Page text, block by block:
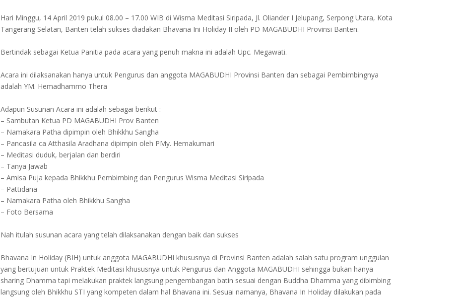
Hari Minggu, 14 April 2019 pukul 08.00 – 17.00 WIB di Wisma Meditasi Siripada, Jl. Oliander I Jelupang, Serpong Utara, Kota
Tangerang Selatan, Banten telah sukses diadakan Bhavana Ini Holiday II oleh PD MAGABUDHI Provinsi Banten.
Bertindak sebagai Ketua Panitia pada acara yang penuh makna ini adalah Upc. Megawati.
Acara ini dilaksanakan hanya untuk Pengurus dan anggota MAGABUDHI Provinsi Banten dan sebagai Pembimbingnya
adalah YM. Hemadhammo Thera
Adapun Susunan Acara ini adalah sebagai berikut :
– Sambutan Ketua PD MAGABUDHI Prov Banten
– Namakara Patha dipimpin oleh Bhikkhu Sangha
– Pancasila ca Atthasila Aradhana dipimpin oleh PMy. Hemakumari
– Meditasi duduk, berjalan dan berdiri
– Tanya Jawab
– Amisa Puja kepada Bhikkhu Pembimbing dan Pengurus Wisma Meditasi Siripada
– Pattidana
– Namakara Patha oleh Bhikkhu Sangha
– Foto Bersama
Nah itulah susunan acara yang telah dilaksanakan dengan baik dan sukses
Bhavana In Holiday (BIH) untuk anggota MAGABUDHI khususnya di Provinsi Banten adalah salah satu program unggulan
yang bertujuan untuk Praktek Meditasi khususnya untuk Pengurus dan Anggota MAGABUDHI sehingga bukan hanya
sharing Dhamma tapi melakukan praktek langsung pengembangan batin sesuai dengan Buddha Dhamma yang dibimbing
langsung oleh Bhikkhu STI yang kompeten dalam hal Bhavana ini. Sesuai namanya, Bhavana In Holiday dilakukan pada